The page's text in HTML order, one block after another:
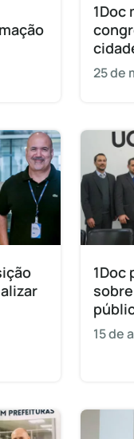
1Doc
25 de
1Doc
15 de